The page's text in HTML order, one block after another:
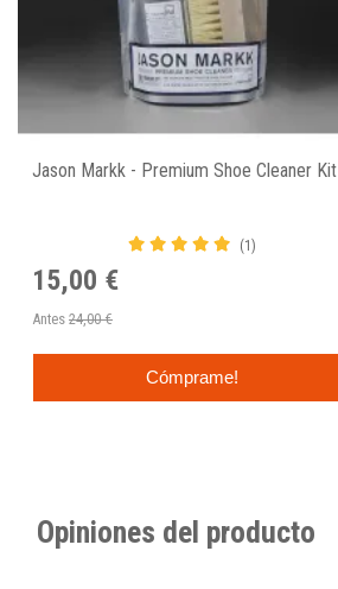
Jason Markk - Premium Shoe Cleaner Kit
(1)
15,00 €
Antes 24,00 €
Cómprame!
Opiniones del producto